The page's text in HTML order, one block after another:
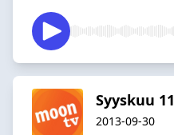
Syyskuu 11
2013-09-30